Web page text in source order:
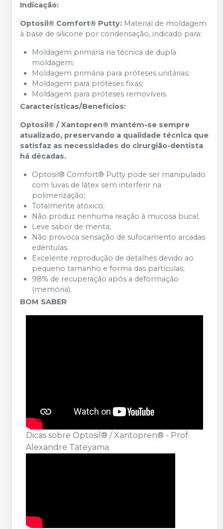
Indicação:
Optosil® Comfort® Putty: Material de moldagem
à base de silicone por condensação, indicado para:
Moldagem primária na técnica de dupla
moldagem;
Moldagem primária para próteses unitárias;
Moldagem para próteses fixas;
Moldagem para próteses removíveis.
Características/Benefícios:
Optosil® / Xantopren® mantém-se sempre
atualizado, preservando a qualidade técnica que
satisfaz as necessidades do cirurgião-dentista
há décadas.
Optosil® Comfort® Putty pode ser manipulado
com luvas de látex sem interferir na
polimerização;
Totalmente atóxico;
Não produz nenhuma reação à mucosa bucal;
Leve sabor de menta;
Não provoca sensação de sufocamento arcadas
edêntulas.
Excelente reprodução de detalhes devido ao
pequeno tamanho e forma das partículas;
98% de recuperação após a deformação
(memória).
BOM SABER
Dicas sobre Optosil® / Xantopren® - Prof.
Alexandre Tateyama